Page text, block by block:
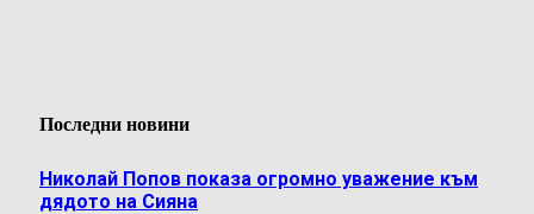
Последни новини
Николай Попов показа огромно уважение към
дядото на Сияна